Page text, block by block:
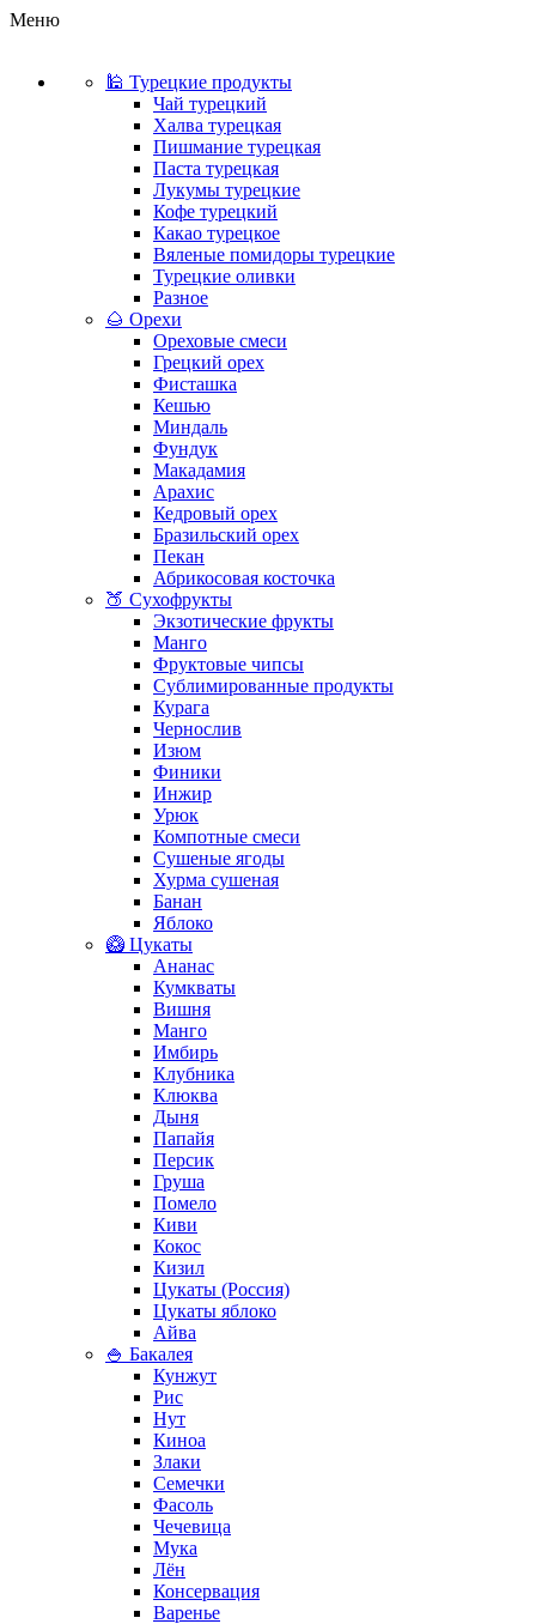
Меню
🕌 Турецкие продукты
Чай турецкий
Халва турецкая
Пишмание турецкая
Паста турецкая
Лукумы турецкие
Кофе турецкий
Какао турецкое
Вяленые помидоры турецкие
Турецкие оливки
Разное
🌰 Орехи
Ореховые смеси
Грецкий орех
Фисташка
Кешью
Миндаль
Фундук
Макадамия
Арахис
Кедровый орех
Бразильский орех
Пекан
Абрикосовая косточка
🍑 Сухофрукты
Экзотические фрукты
Манго
Фруктовые чипсы
Сублимированные продукты
Курага
Чернослив
Изюм
Финики
Инжир
Урюк
Компотные смеси
Сушеные ягоды
Хурма сушеная
Банан
Яблоко
🥝 Цукаты
Ананас
Кумкваты
Вишня
Манго
Имбирь
Клубника
Клюква
Дыня
Папайя
Персик
Груша
Помело
Киви
Кокос
Кизил
Цукаты (Россия)
Цукаты яблоко
Айва
🍚 Бакалея
Кунжут
Рис
Нут
Киноа
Злаки
Семечки
Фасоль
Чечевица
Мука
Лён
Консервация
Варенье